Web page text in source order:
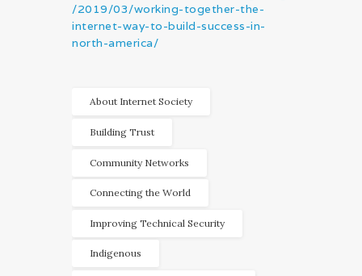
/2019/03/working-together-the-
internet-way-to-build-success-in-
north-america/
About Internet Society
Building Trust
Community Networks
Connecting the World
Improving Technical Security
Indigenous